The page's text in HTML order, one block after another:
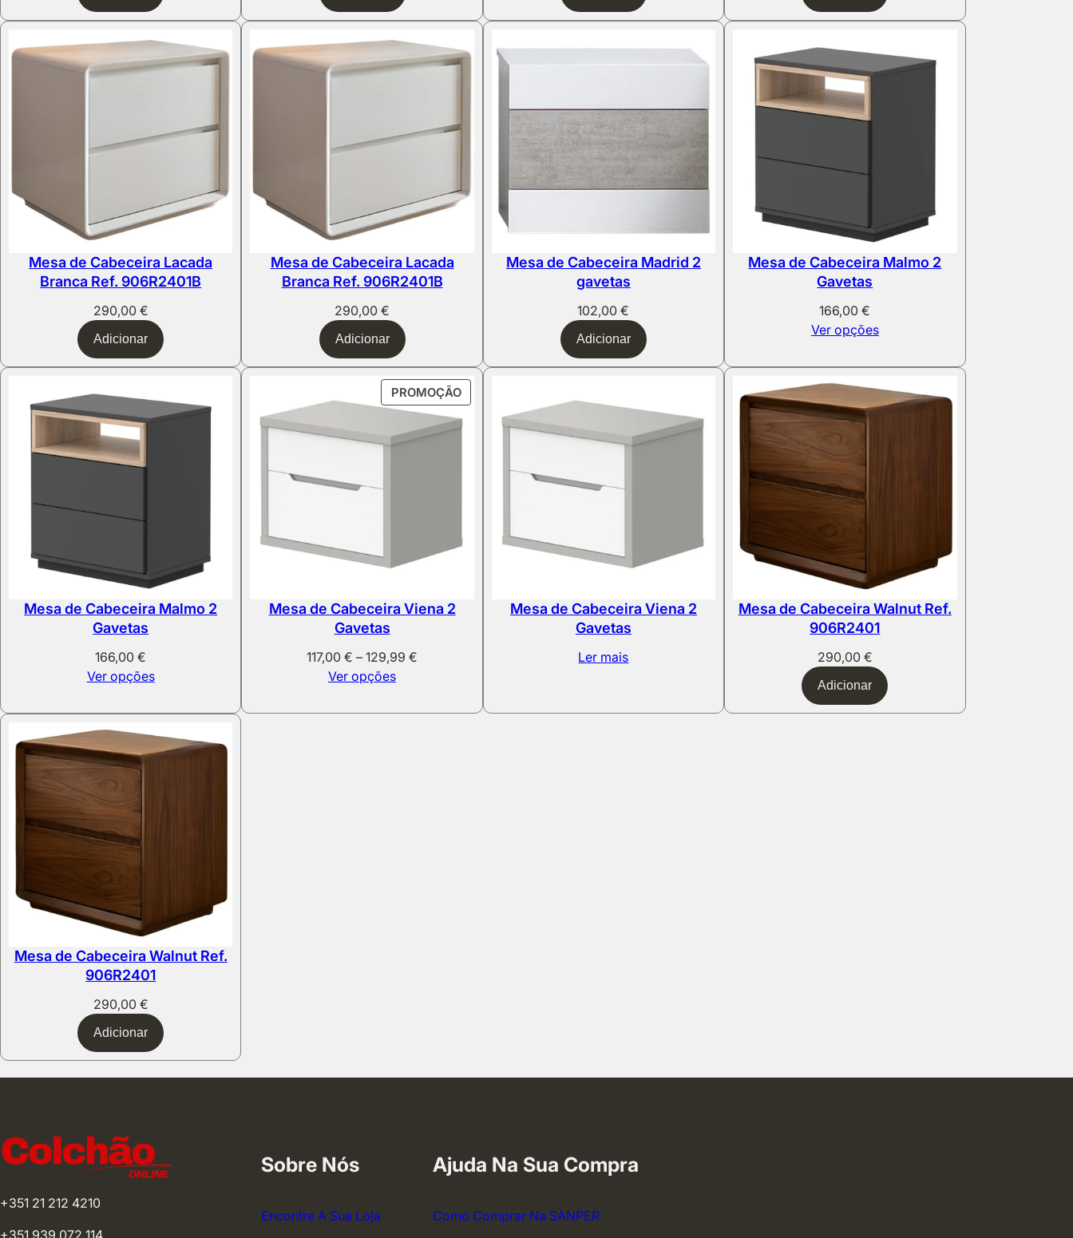
Mesa de Cabeceira Lacada
Branca Ref. 906R2401B
290,00 €
Adicionar
Mesa de Cabeceira Lacada
Branca Ref. 906R2401B
290,00€
Adicionar
Mesa de Cabeceira Madrid 2
gavetas
102,00€
Adicionar
Mesa de Cabeceira Malmo 2
Gavetas
166,00€
Ver opções
Mesa de Cabeceira Malmo 2
Gavetas
166,00€
Ver opções
PROMOÇÃOPRODUTO
PROMOÇÃO
Mesa de Cabeceira Viena 2
Gavetas
117,00€ – 129,99€
through
Ver opções
Mesa de Cabeceira Viena 2
Gavetas
Ler mais
Mesa de Cabeceira Walnut Ref.
906R2401
290,00 €
Adicionar
Mesa de Cabeceira Walnut Ref.
906R2401
290,00 €
Adicionar
+351 21 212 4210
+351 939 072 114
Sobre Nós
Encontre A Sua Loja
Ajuda Na Sua Compra
Como Comprar Na SANPER